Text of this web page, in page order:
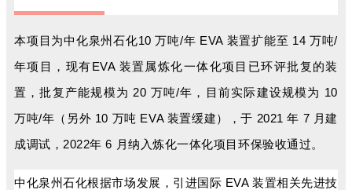
本项目为中化泉州石化10 万吨/年 EVA 装置扩能至 14 万吨/
年项目，现有EVA 装置属炼化一体化项目已环评批复的装
置，批复产能规模为 20 万吨/年，目前实际建设规模为 10
万吨/年（另外 10 万吨 EVA 装置缓建），于 2021 年 7 月建
成调试，2022年 6 月纳入炼化一体化项目环保验收通过。
中化泉州石化根据市场发展，引进国际 EVA 装置相关先进技